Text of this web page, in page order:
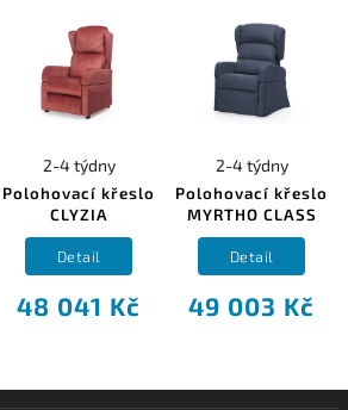
Polohovací křeslo
CLYZIA
2-4 týdny
48 041 Kč
Detail
Polohovací křeslo
MYRTHO CLASS
2-4 týdny
49 003 Kč
Detail